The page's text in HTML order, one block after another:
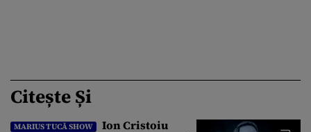
Citește Și
MARIUS TUCĂ SHOW
Ion Cristoiu